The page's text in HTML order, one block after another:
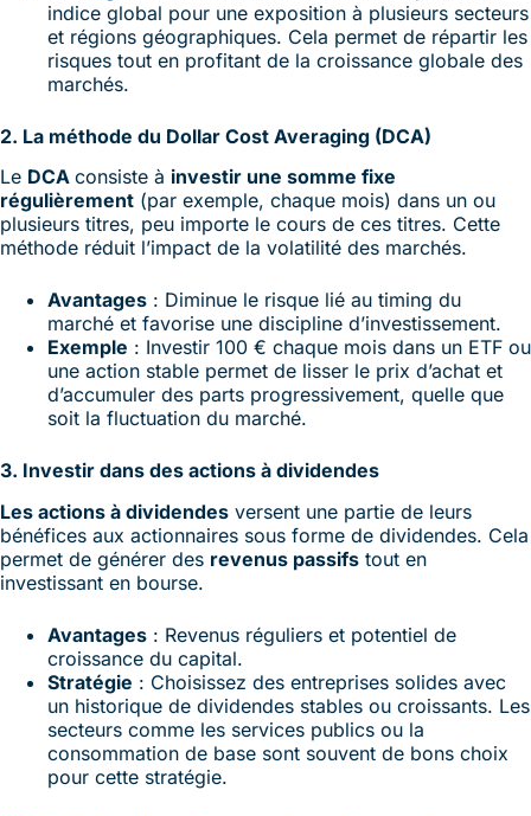
indice global pour une exposition à plusieurs secteurs
et régions géographiques. Cela permet de répartir les
risques tout en profitant de la croissance globale des
marchés.
2. La méthode du Dollar Cost Averaging (DCA)
Le DCA consiste à investir une somme fixe
régulièrement (par exemple, chaque mois) dans un ou
plusieurs titres, peu importe le cours de ces titres. Cette
méthode réduit l’impact de la volatilité des marchés.
Avantages : Diminue le risque lié au timing du
marché et favorise une discipline d’investissement.
Exemple : Investir 100 € chaque mois dans un ETF ou
une action stable permet de lisser le prix d’achat et
d’accumuler des parts progressivement, quelle que
soit la fluctuation du marché.
3. Investir dans des actions à dividendes
Les actions à dividendes versent une partie de leurs
bénéfices aux actionnaires sous forme de dividendes. Cela
permet de générer des revenus passifs tout en
investissant en bourse.
Avantages : Revenus réguliers et potentiel de
croissance du capital.
Stratégie : Choisissez des entreprises solides avec
un historique de dividendes stables ou croissants. Les
secteurs comme les services publics ou la
consommation de base sont souvent de bons choix
pour cette stratégie.